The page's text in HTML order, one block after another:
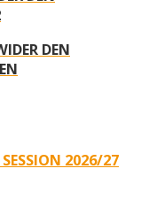
DEN
SESSION 2026/27